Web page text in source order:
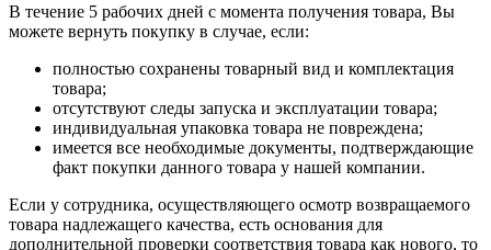
В течение 5 рабочих дней с момента получения товара, Вы
можете вернуть покупку в случае, если:
полностью сохранены товарный вид и комплектация
товара;
отсутствуют следы запуска и эксплуатации товара;
индивидуальная упаковка товара не повреждена;
имеется все необходимые документы, подтверждающие
факт покупки данного товара у нашей компании.
Если у сотрудника, осуществляющего осмотр возвращаемого
товара надлежащего качества, есть основания для
дополнительной проверки соответствия товара как нового, то